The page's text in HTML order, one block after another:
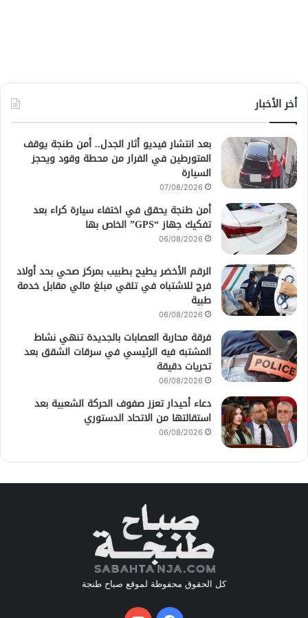
أخر الأخبار
بعد انتشار فيديو أثار الجدل.. أمن طنجة يوقف
المتورطين في الفرار من محطة وقود ويحجز
السيارة
07/08/2026
أمن طنجة يحقق في اختفاء سيارة كراء بعد
تفكيك جهاز “GPS” الخاص بها
06/08/2026
الرقم الأخضر يطيح بطبيب بمركز صحي بحد أولاد
فرج للاشتباه في تلقي مبلغ مالي مقابل خدمة
طبية
06/08/2026
فرقة محاربة العصابات بالجديدة تنهي نشاط
المشتبه فيه الرئيسي في سرقات الشقق بعد
تحريات دقيقة
06/08/2026
دعاء أحيدار تعزز صفوف الحركة الشعبية بعد
استقالتها من الاتحاد الدستوري
06/08/2026
كل الحقوق محفوظة لموقع صباح طنجة